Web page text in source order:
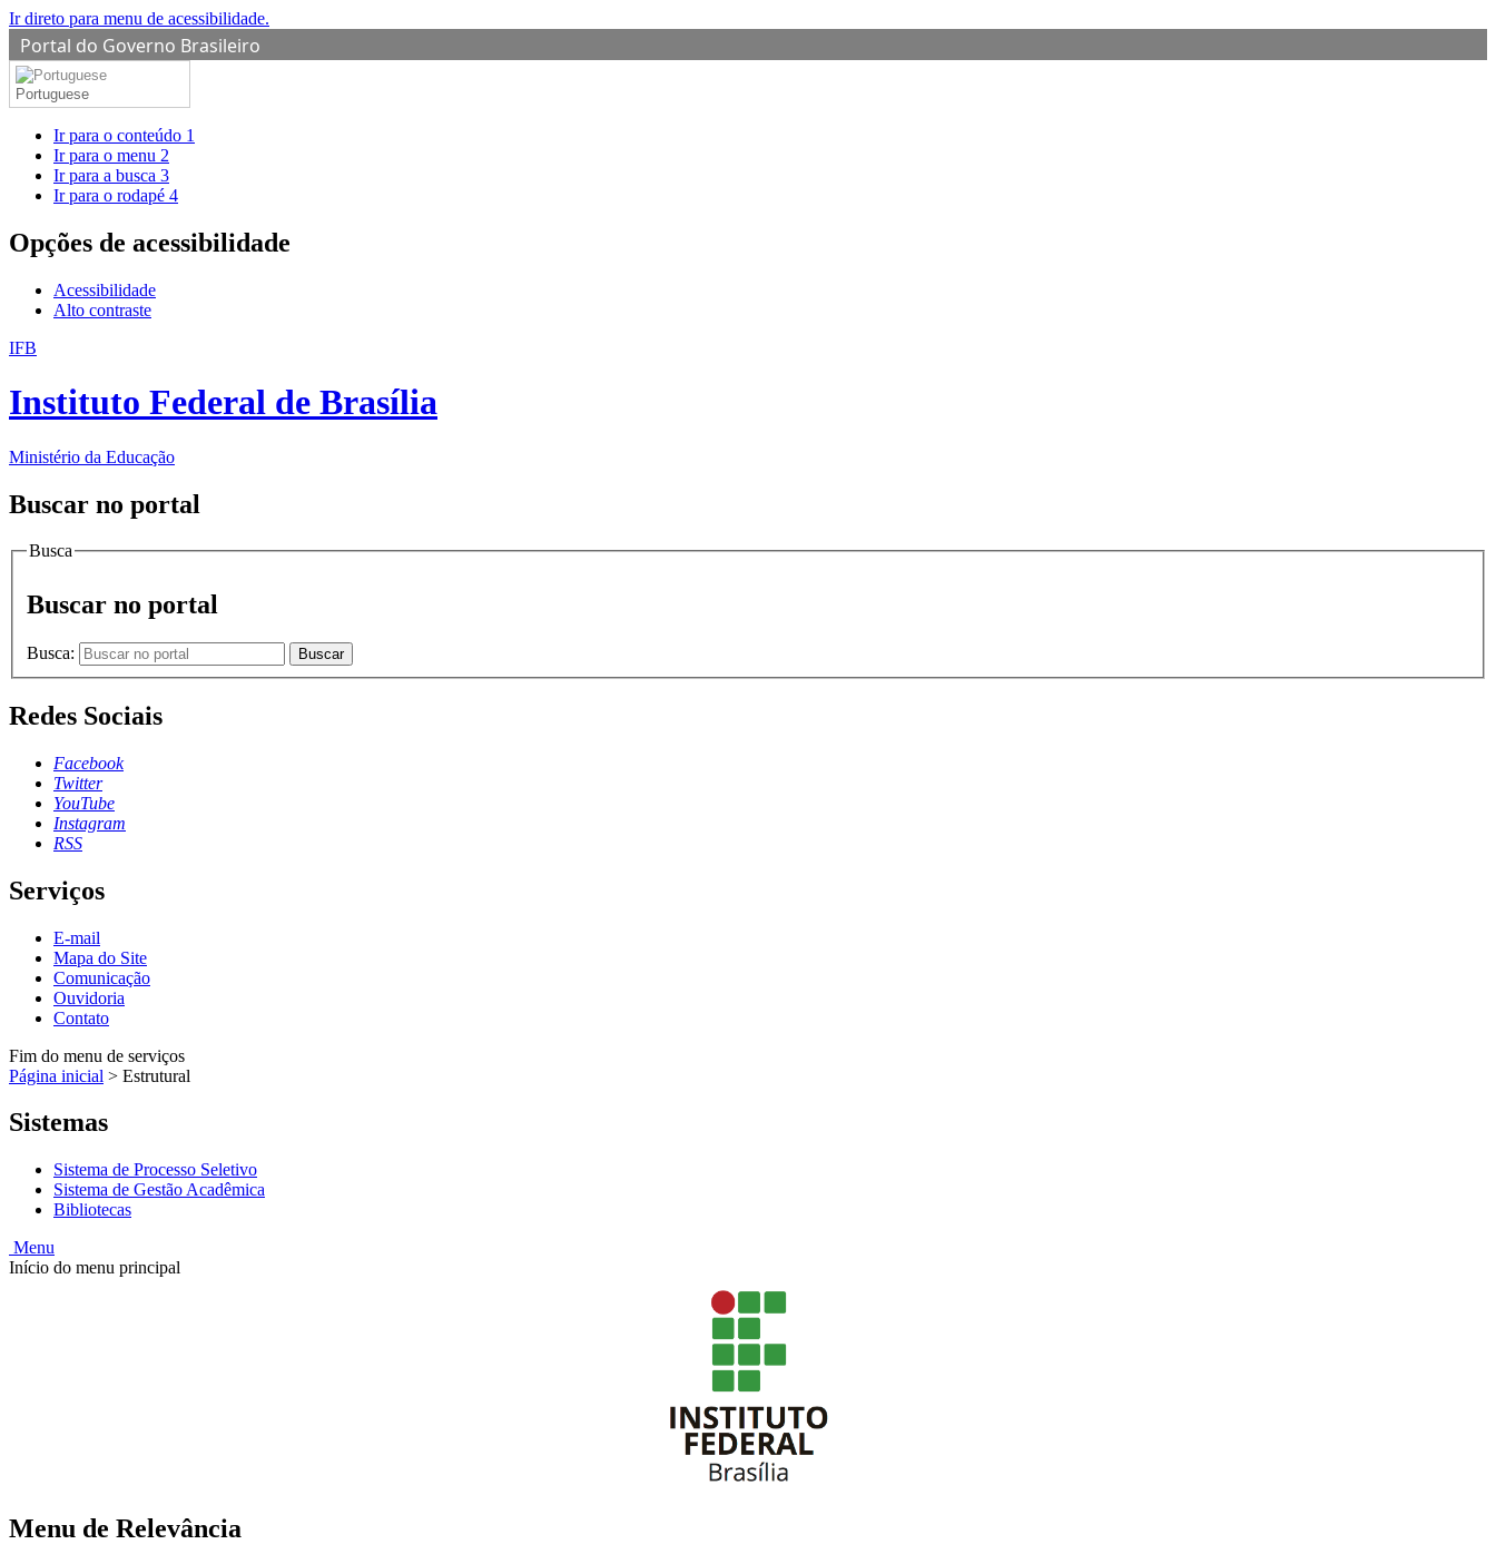
Ir direto para menu de acessibilidade.
Portal do Governo Brasileiro
Portuguese
Ir para o conteúdo 1
Ir para o menu 2
Ir para a busca 3
Ir para o rodapé 4
Opções de acessibilidade
Acessibilidade
Alto contraste
IFB
Instituto Federal de Brasília
Ministério da Educação
Buscar no portal
Busca
Buscar no portal
Busca: Buscar
Redes Sociais
Facebook
Twitter
YouTube
Instagram
RSS
Serviços
E-mail
Mapa do Site
Comunicação
Ouvidoria
Contato
Fim do menu de serviços
Página inicial > Estrutural
Sistemas
Sistema de Processo Seletivo
Sistema de Gestão Acadêmica
Bibliotecas
Menu
Início do menu principal
Menu de Relevância